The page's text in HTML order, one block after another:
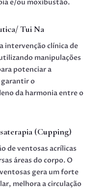
e/ou moxibustão.
Tui Na
intervenção clínica de
manipulações
potenciar a
garantir o
da harmonia entre o
(Cupping)
de ventosas acrílicas
áreas do corpo. O
gera um forte
melhora a circulação